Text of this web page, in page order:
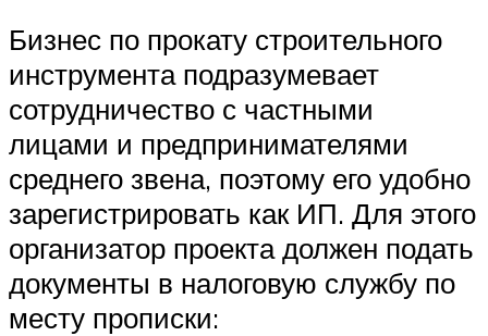
Бизнес по прокату строительного
инструмента подразумевает
сотрудничество с частными
лицами и предпринимателями
среднего звена, поэтому его удобно
зарегистрировать как ИП. Для этого
организатор проекта должен подать
документы в налоговую службу по
месту прописки: